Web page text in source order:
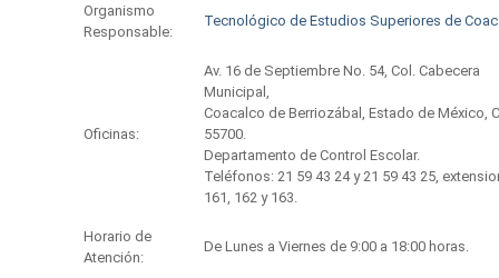
Organismo
Responsable:
Tecnológico de Estudios Superiores de
Oficinas:
Av. 16 de Septiembre No. 54, Col. Cabecera
Municipal,
Coacalco de Berriozábal, Estado de México,
55700.
Departamento de Control Escolar.
Teléfonos: 21 59 43 24 y 21 59 43 25,
161, 162 y 163.
Horario de
Atención:
De Lunes a Viernes de 9:00 a 18:00 horas.